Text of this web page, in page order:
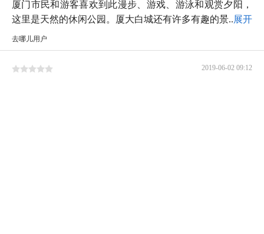
厦门市民和游客喜欢到此漫步、游戏、游泳和观赏夕阳，
这里是天然的休闲公园。厦大白城还有许多有趣的景...展开
去哪儿用户
2019-06-02 09:12